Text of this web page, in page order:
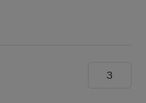
3